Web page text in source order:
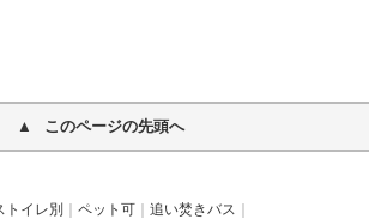
このページの先頭へ
トイレ別 ペット可
追い焚きバス